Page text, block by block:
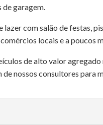
de garagem.
com salão de festas,
locais e a poucos
de alto valor
nossos consultores para